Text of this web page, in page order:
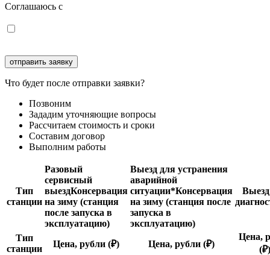
Соглашаюсь с
Что будет после отправки заявки?
Позвоним
Зададим уточняющие вопросы
Рассчитаем стоимость и сроки
Составим договор
Выполним работы
Тип
станции
Разовый
сервисный
выездКонсервация
на зиму (станция
после запуска в
эксплуатацию)
Выезд для устранения
аварийной
ситуации*Консервация
на зиму (станция после
запуска в
эксплуатацию)
Тип
станции
Цена, рубли (₽) Цена, рубли (₽)
Цена,
(₽)